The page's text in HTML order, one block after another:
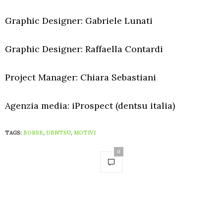
Graphic Designer: Gabriele Lunati
Graphic Designer: Raffaella Contardi
Project Manager: Chiara Sebastiani
Agenzia media: iProspect (dentsu italia)
TAGS: BORSE, DENTSU, MOTIVI
0